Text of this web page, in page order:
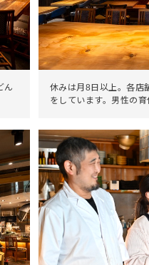
ん
休みは月8日以上。各店
をしています。男性の